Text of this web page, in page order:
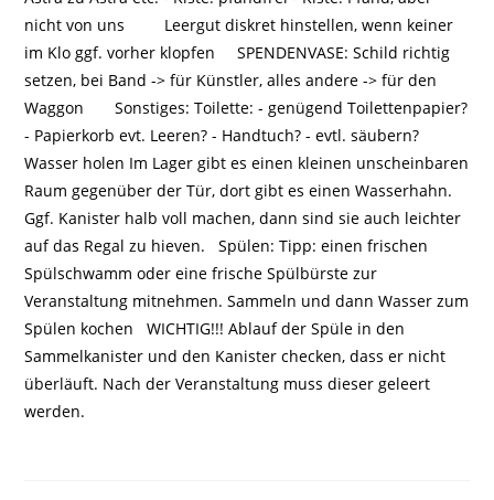
nicht von uns Leergut diskret hinstellen, wenn keiner
im Klo ggf. vorher klopfen SPENDENVASE: Schild richtig
setzen, bei Band -> für Künstler, alles andere -> für den
Waggon Sonstiges: Toilette: - genügend Toilettenpapier?
- Papierkorb evt. Leeren? - Handtuch? - evtl. säubern?
Wasser holen Im Lager gibt es einen kleinen unscheinbaren
Raum gegenüber der Tür, dort gibt es einen Wasserhahn.
Ggf. Kanister halb voll machen, dann sind sie auch leichter
auf das Regal zu hieven. Spülen: Tipp: einen frischen
Spülschwamm oder eine frische Spülbürste zur
Veranstaltung mitnehmen. Sammeln und dann Wasser zum
Spülen kochen WICHTIG!!! Ablauf der Spüle in den
Sammelkanister und den Kanister checken, dass er nicht
überläuft. Nach der Veranstaltung muss dieser geleert
werden.